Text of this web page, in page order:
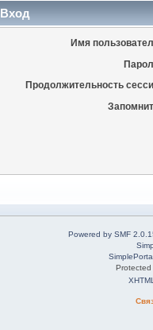
Вход
Имя
Продолжительность
Powered by SMF